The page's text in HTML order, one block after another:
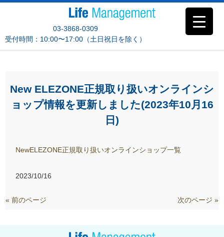
03-3868-0309
受付時間：10:00〜17:00（土日祝日を除く）
New ELEZONE正規取り扱いオンラインシ
ョップ情報を更新しました(2023年10月16
日)
NewELEZONE正規取り扱いオンラインショップ一覧
2023/10/16
« 前のページ 次のページ »